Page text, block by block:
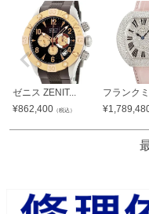
ゼニス ZENIT...
¥862,400 （税込）
フランク
¥